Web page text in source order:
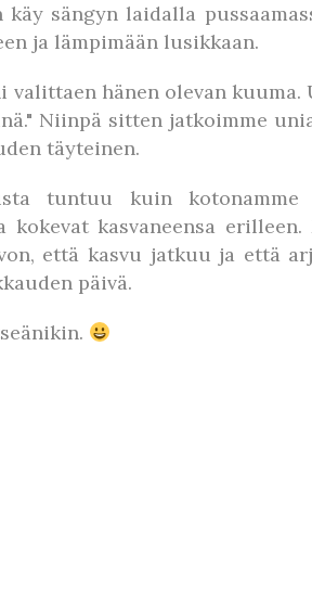
sängyn laidalla
ja lämpimään lusikkaan.
hänen olevan kuuma.
Niinpä sitten jatkoimme
täyteinen.
tuntuu kuin
kokevat kasvaneensa
että kasvu jatkuu ja että
päivä.